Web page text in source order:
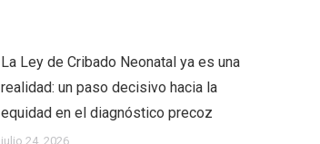
La Ley de Cribado Neonatal ya es una
realidad: un paso decisivo hacia la
equidad en el diagnóstico precoz
julio 24, 2026